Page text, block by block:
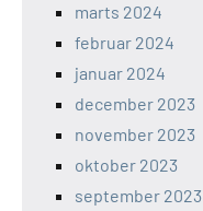
marts 2024
februar 2024
januar 2024
december 2023
november 2023
oktober 2023
september 2023